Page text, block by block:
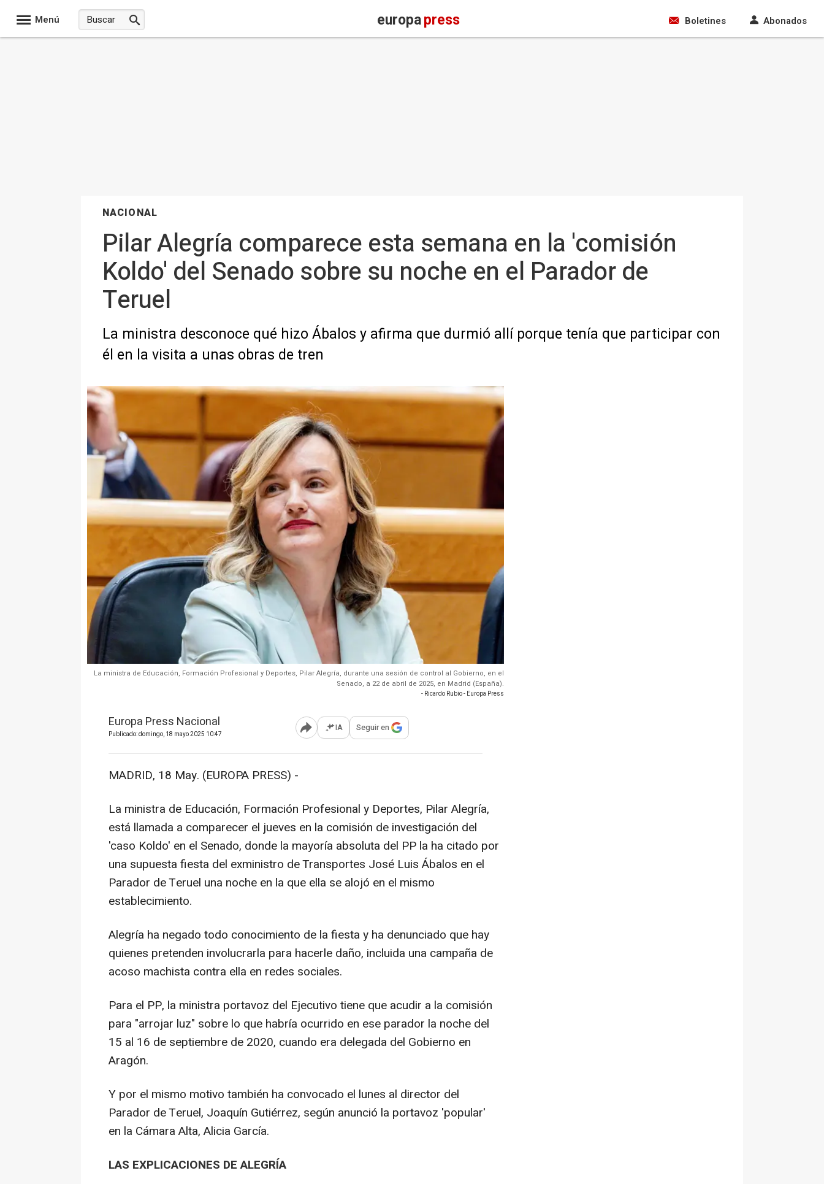
Menú europapress Boletines Abonados
NACIONAL
Pilar Alegría comparece esta semana en la 'comisión
Koldo' del Senado sobre su noche en el Parador de
Teruel
La ministra desconoce qué hizo Ábalos y afirma que durmió allí porque tenía que participar con
él en la visita a unas obras de tren
La ministra de Educación, Formación Profesional y Deportes, Pilar Alegría, durante una sesión de control al Gobierno, en el
Senado, a 22 de abril de 2025, en Madrid (España).
- Ricardo Rubio - Europa Press
Europa Press Nacional
Publicado: domingo, 18 mayo 2025 10:47 Abrir opciones para compartir
IA Seguir en
MADRID, 18 May. (EUROPA PRESS) -
La ministra de Educación, Formación Profesional y Deportes, Pilar Alegría,
está llamada a comparecer el jueves en la comisión de investigación del
'caso Koldo' en el Senado, donde la mayoría absoluta del PP la ha citado por
una supuesta fiesta del exministro de Transportes José Luis Ábalos en el
Parador de Teruel una noche en la que ella se alojó en el mismo
establecimiento.
Alegría ha negado todo conocimiento de la fiesta y ha denunciado que hay
quienes pretenden involucrarla para hacerle daño, incluida una campaña de
acoso machista contra ella en redes sociales.
Para el PP, la ministra portavoz del Ejecutivo tiene que acudir a la comisión
para "arrojar luz" sobre lo que habría ocurrido en ese parador la noche del
15 al 16 de septiembre de 2020, cuando era delegada del Gobierno en
Aragón.
Y por el mismo motivo también ha convocado el lunes al director del
Parador de Teruel, Joaquín Gutiérrez, según anunció la portavoz 'popular'
en la Cámara Alta, Alicia García.
LAS EXPLICACIONES DE ALEGRÍA